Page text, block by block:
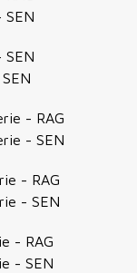
- RAG
- SEN
- RAG
- SEN
- RAG
- SEN